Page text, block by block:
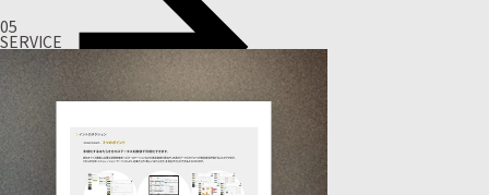
05
SERVICE